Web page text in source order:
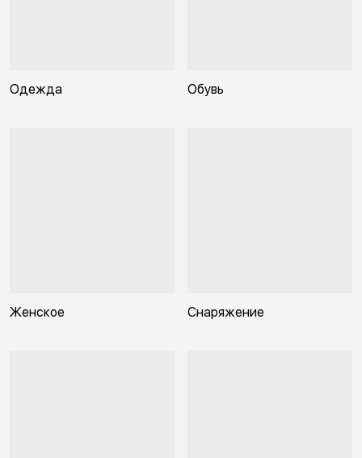
Одежда Обувь
Женское Снаряжение